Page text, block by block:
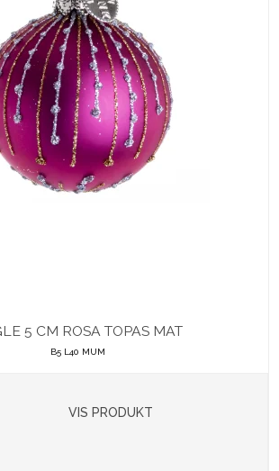
5 CM ROSA TOPAS MAT
B5 L40 MUM
VIS PRODUKT